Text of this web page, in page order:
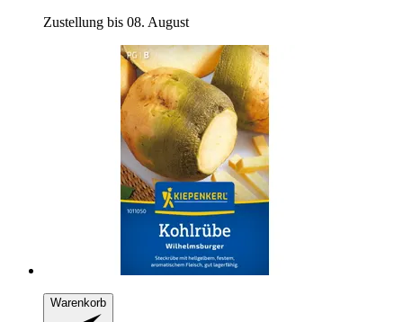
Zustellung bis 08. August
Warenkorb